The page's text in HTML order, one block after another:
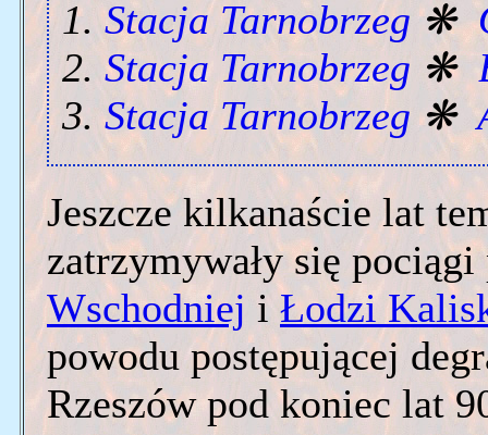
Stacja Tarnobrzeg ❋
Stacja Tarnobrzeg ❋
Stacja Tarnobrzeg ❋
Jeszcze kilkanaście lat
zatrzymywały się
Wschodniej i Łodzi
powodu postępującej
Rzeszów pod koniec lat